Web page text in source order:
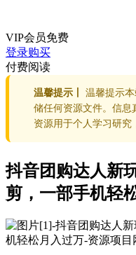
VIP会员免费
登录购买
付费阅读
温馨提示丨
温馨提示
储任何资源文件。信息
资源用于个人学习研究
抖音团购达人新
剪，一部手机轻